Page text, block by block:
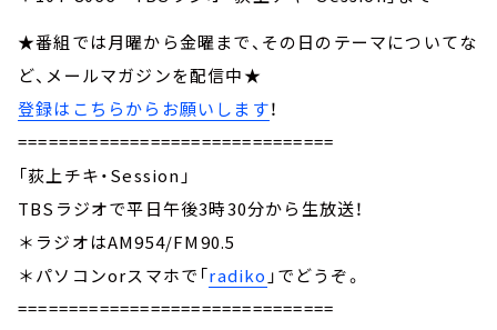
★番組では月曜から金曜まで、その日のテーマについてな
ど、メールマガジンを配信中★
登録はこちらからお願いします！
===============================
「荻上チキ・Session」
TBSラジオで平日午後3時30分から生放送！
＊ラジオはAM954/FM90.5
＊パソコンorスマホで「radiko 」でどうぞ。
===============================